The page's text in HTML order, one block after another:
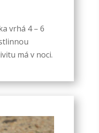
vrhá 4 – 6
má v noci.